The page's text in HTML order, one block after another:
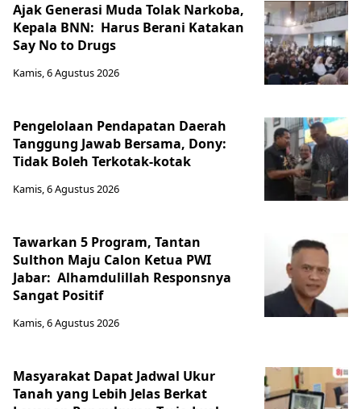
Ajak Generasi Muda Tolak Narkoba,
Kepala BNN: Harus Berani Katakan
Say No to Drugs
Kamis, 6 Agustus 2026
Pengelolaan Pendapatan Daerah
Tanggung Jawab Bersama, Dony:
Tidak Boleh Terkotak-kotak
Kamis, 6 Agustus 2026
Tawarkan 5 Program, Tantan
Sulthon Maju Calon Ketua PWI
Jabar: Alhamdulillah Responsnya
Sangat Positif
Kamis, 6 Agustus 2026
Masyarakat Dapat Jadwal Ukur
Tanah yang Lebih Jelas Berkat